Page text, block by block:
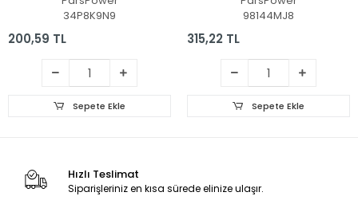
34P8K9N9
200,59 TL
Sepete Ekle
98144MJ8
315,22 TL
Sepete Ekle
Hızlı Teslimat
Siparişleriniz en kısa sürede elinize ulaşır.